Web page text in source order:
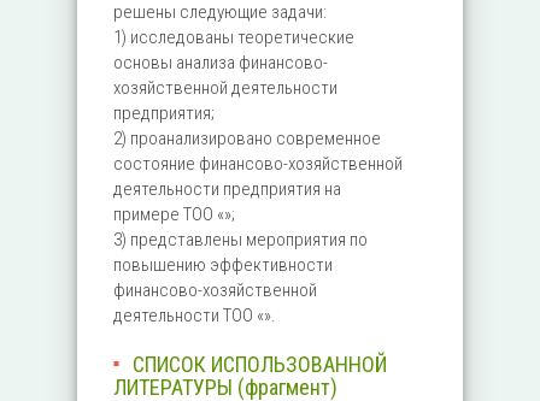
решены следующие задачи:
1) исследованы теоретические
основы анализа финансово-
хозяйственной деятельности
предприятия;
2) проанализировано современное
состояние финансово-хозяйственной
деятельности предприятия на
примере ТОО «»;
3) представлены мероприятия по
повышению эффективности
финансово-хозяйственной
деятельности ТОО «».
СПИСОК ИСПОЛЬЗОВАННОЙ
ЛИТЕРАТУРЫ (фрагмент)